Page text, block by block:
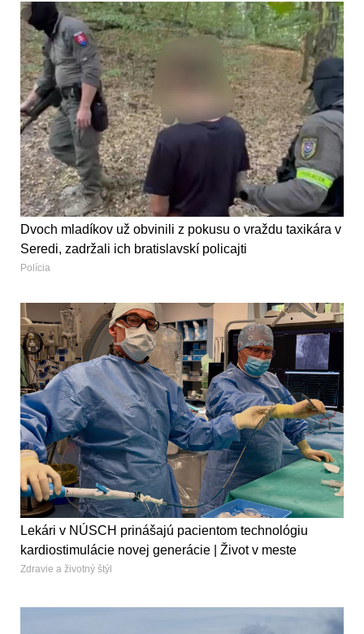
Dvoch mladíkov už obvinili z pokusu o vraždu taxikára v
Seredi, zadržali ich bratislavskí policajti
Polícia
Lekári v NÚSCH prinášajú pacientom technológiu
kardiostimulácie novej generácie | Život v meste
Zdravie a životný štýl